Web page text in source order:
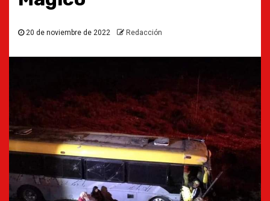
20 de noviembre de 2022 Redacción